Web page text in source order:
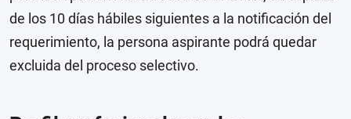
de los 10 días hábiles siguientes a la notificación del
requerimiento, la persona aspirante podrá quedar
excluida del proceso selectivo.